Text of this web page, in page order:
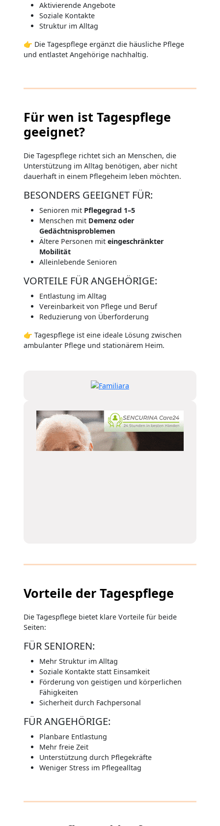
Aktivierende Angebote
Soziale Kontakte
Struktur im Alltag
👉 Die Tagespflege ergänzt die häusliche Pflege
und entlastet Angehörige nachhaltig.
Für wen ist Tagespflege
geeignet?
Die Tagespflege richtet sich an Menschen, die
Unterstützung im Alltag benötigen, aber nicht
dauerhaft in einem Pflegeheim leben möchten.
BESONDERS GEEIGNET FÜR:
Senioren mit Pflegegrad 1–5
Menschen mit Demenz oder
Gedächtnisproblemen
Ältere Personen mit eingeschränkter
Mobilität
Alleinlebende Senioren
VORTEILE FÜR ANGEHÖRIGE:
Entlastung im Alltag
Vereinbarkeit von Pflege und Beruf
Reduzierung von Überforderung
👉 Tagespflege ist eine ideale Lösung zwischen
ambulanter Pflege und stationärem Heim.
Vorteile der Tagespflege
Die Tagespflege bietet klare Vorteile für beide
Seiten:
FÜR SENIOREN:
Mehr Struktur im Alltag
Soziale Kontakte statt Einsamkeit
Förderung von geistigen und körperlichen
Fähigkeiten
Sicherheit durch Fachpersonal
FÜR ANGEHÖRIGE:
Planbare Entlastung
Mehr freie Zeit
Unterstützung durch Pflegekräfte
Weniger Stress im Pflegealltag